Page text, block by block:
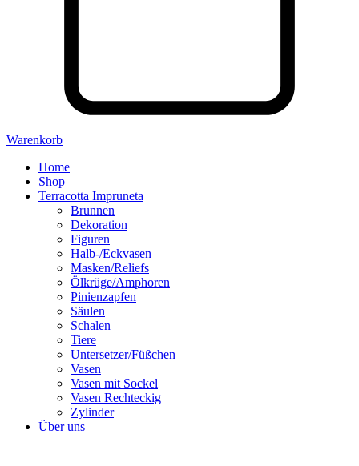
Warenkorb
Home
Shop
Terracotta Impruneta
Brunnen
Dekoration
Figuren
Halb-/Eckvasen
Masken/Reliefs
Ölkrüge/Amphoren
Pinienzapfen
Säulen
Schalen
Tiere
Untersetzer/Füßchen
Vasen
Vasen mit Sockel
Vasen Rechteckig
Zylinder
Über uns